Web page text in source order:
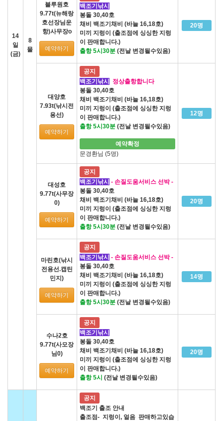
14
일
(금)
8
물
블루원호
9.77t(뉴해랑
호선장님운
항)사무장o
예약하기
백조기낚시
봉돌 30,40호
채비 백조기채비 (바늘 16,18호)
미끼 지렁이 (출조점에 싱싱한 지렁
이 판매합니다.)
출항 5시30분 (전날 변경될수있음)
20명
대양호
7.93t(낚시전
용선)
예약하기
공지
백조기낚시 정상출항합니다
봉돌 30,40호
채비 백조기채비 (바늘 16,18호)
미끼 지렁이 (출조점에 싱싱한 지렁
이 판매합니다.)
출항 5시30분 (전날 변경될수있음)
예약확정
문경환님 (5명)
12명
대성호
9.77t(사무장
0)
예약하기
공지
백조기낚시 - 손질도움서비스 선박 -
봉돌 30,40호
채비 백조기채비 (바늘 16,18호)
미끼 지렁이 (출조점에 싱싱한 지렁
이 판매합니다.)
출항 5시30분 (전날 변경될수있음)
20명
마린호(낚시
전용선.캡틴
민지)
예약하기
공지
백조기낚시 - 손질도움서비스 선박 -
봉돌 30,40호
채비 백조기채비 (바늘 16,18호)
미끼 지렁이 (출조점에 싱싱한 지렁
이 판매합니다.)
출항 5시30분 (전날 변경될수있음)
14명
수나2호
9.77t(사모장
님0)
예약하기
공지
백조기낚시
봉돌 30,40호
채비 백조기채비 (바늘 16,18호)
미끼 지렁이 (출조점에 싱싱한 지렁
이 판매합니다.)
출항 5시 (전날 변경될수있음)
20명
공지
백조기 출조 안내
출조점- 지렁이, 얼음 판매하고있습